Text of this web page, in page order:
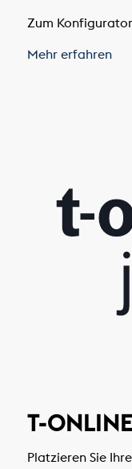
Zum Konfigurator
Mehr erfahren
T-
Platzieren Sie